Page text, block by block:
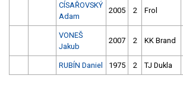
CÍSAŘOVSKÝ
Adam
2005 2 Frol
VONEŠ
Jakub
2007 2 KK Brand
RUBÍN Daniel 1975 2 TJ Dukla